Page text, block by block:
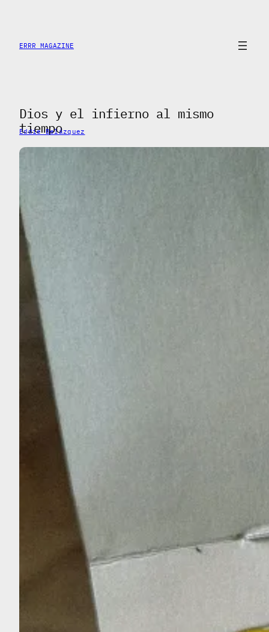
contenido
ERRR MAGAZINE
Dios y el infierno al mismo
tiempo
Eddie Belázquez